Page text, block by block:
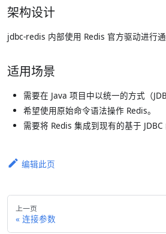
架构设计
jdbc-redis 内部使用 Redis 官方驱动进行
适用场景
需要在 Java 项目中以统一的方式（
希望使用原始命令语法操作 Redis。
需要将 Redis 集成到现有的基于 JDBC
编辑此页
上一页
连接参数